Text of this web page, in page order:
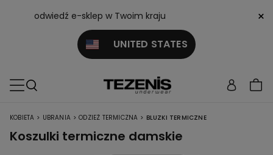
odwiedź e-sklep w Twoim kraju
UNITED STATES
×
KOBIETA > UBRANIA > ODZIEŻ TERMICZNA > BLUZKI TERMICZNE
Koszulki termiczne damskie